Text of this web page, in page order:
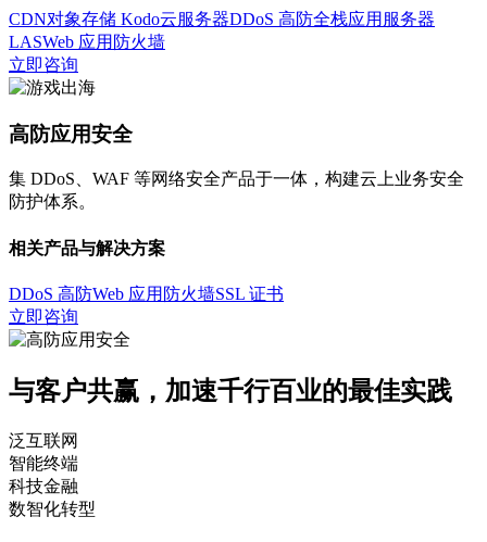
CDN对象存储 Kodo云服务器DDoS 高防全栈应用服务器
LASWeb 应用防火墙
立即咨询
高防应用安全
集 DDoS、WAF 等网络安全产品于一体，构建云上业务安全
防护体系。
相关产品与解决方案
DDoS 高防Web 应用防火墙SSL 证书
立即咨询
与客户共赢，加速千行百业的最佳实践
泛互联网
智能终端
科技金融
数智化转型